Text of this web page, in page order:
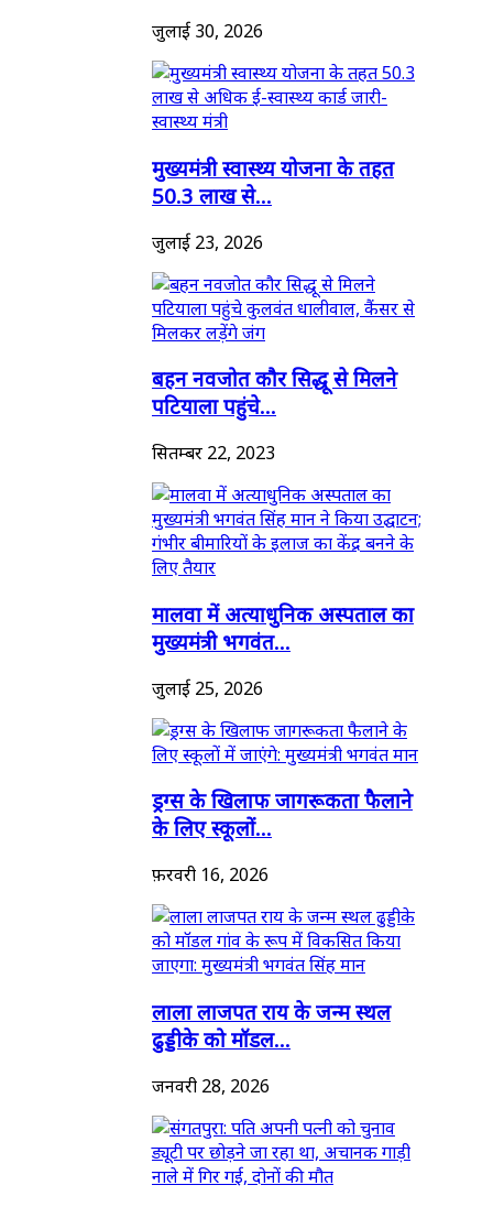
जुलाई 30, 2026
मुख्यमंत्री स्वास्थ्य योजना के तहत
50.3 लाख से...
जुलाई 23, 2026
बहन नवजोत कौर सिद्धू से मिलने
पटियाला पहुंचे...
सितम्बर 22, 2023
मालवा में अत्याधुनिक अस्पताल का
मुख्यमंत्री भगवंत...
जुलाई 25, 2026
ड्रग्स के खिलाफ जागरूकता फैलाने
के लिए स्कूलों...
फ़रवरी 16, 2026
लाला लाजपत राय के जन्म स्थल
ढुड्डीके को मॉडल...
जनवरी 28, 2026